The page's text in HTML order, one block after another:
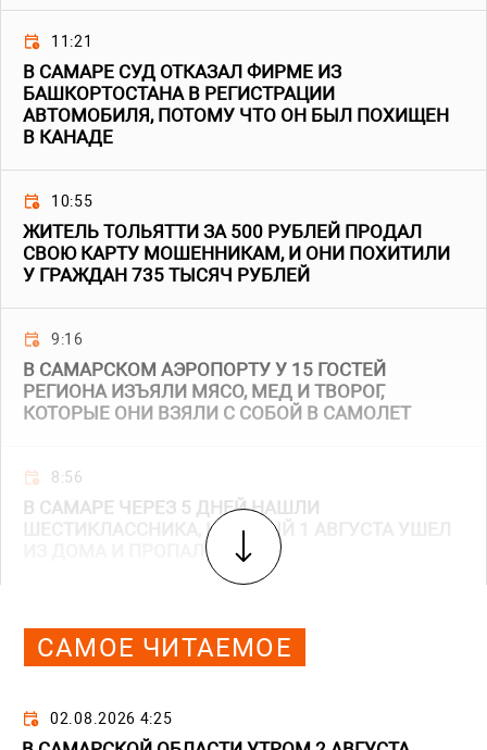
11:21
В САМАРЕ СУД ОТКАЗАЛ ФИРМЕ ИЗ
БАШКОРТОСТАНА В РЕГИСТРАЦИИ
АВТОМОБИЛЯ, ПОТОМУ ЧТО ОН БЫЛ ПОХИЩЕН
В КАНАДЕ
10:55
ЖИТЕЛЬ ТОЛЬЯТТИ ЗА 500 РУБЛЕЙ ПРОДАЛ
СВОЮ КАРТУ МОШЕННИКАМ, И ОНИ ПОХИТИЛИ
У ГРАЖДАН 735 ТЫСЯЧ РУБЛЕЙ
9:16
В САМАРСКОМ АЭРОПОРТУ У 15 ГОСТЕЙ
РЕГИОНА ИЗЪЯЛИ МЯСО, МЕД И ТВОРОГ,
КОТОРЫЕ ОНИ ВЗЯЛИ С СОБОЙ В САМОЛЕТ
8:56
В САМАРЕ ЧЕРЕЗ 5 ДНЕЙ НАШЛИ
ШЕСТИКЛАССНИКА, КОТОРЫЙ 1 АВГУСТА УШЕЛ
САМОЕ ЧИТАЕМОЕ
02.08.2026 4:25